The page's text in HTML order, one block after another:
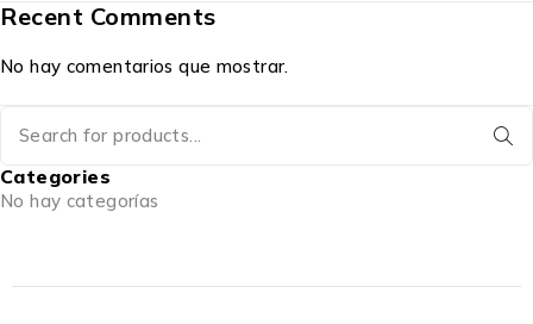
Recent Comments
No hay comentarios que mostrar.
Categories
No hay categorías